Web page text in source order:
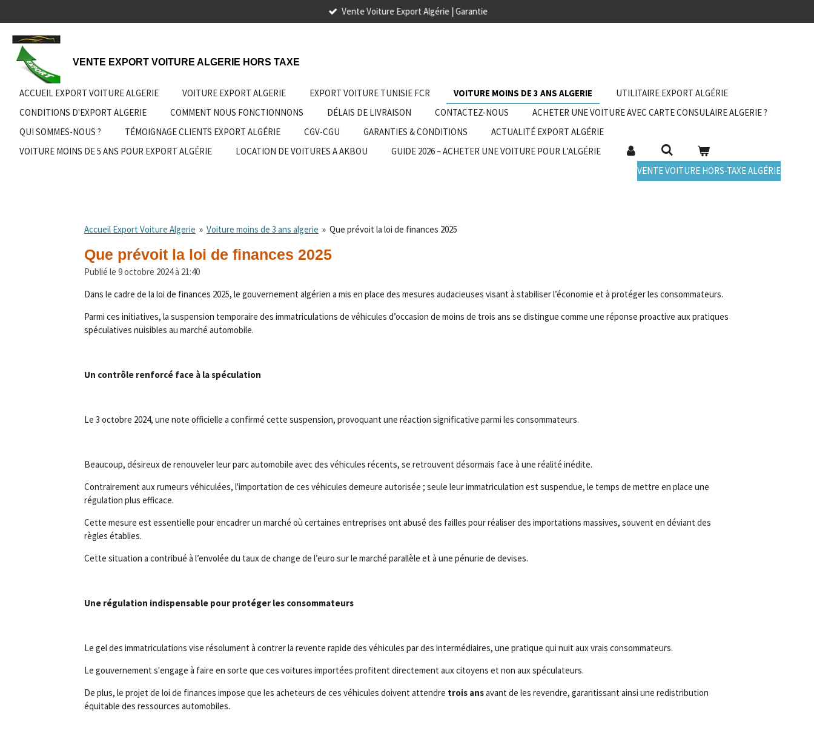
au
contenu
principal
Vente Voiture Export Algérie | Garantie
VENTE EXPORT VOITURE ALGERIE HORS TAXE
ACCUEIL EXPORT VOITURE ALGERIE VOITURE EXPORT ALGERIE EXPORT VOITURE TUNISIE FCR VOITURE MOINS DE 3 ANS ALGERIE
UTILITAIRE EXPORT ALGÉRIE
CONDITIONS D'EXPORT ALGERIE
COMMENT NOUS FONCTIONNONS DÉLAIS DE LIVRAISON CONTACTEZ-NOUS
ACHETER UNE VOITURE AVEC CARTE CONSULAIRE ALGERIE ?
QUI SOMMES-NOUS ?
TÉMOIGNAGE CLIENTS EXPORT ALGÉRIE CGV-CGU GARANTIES & CONDITIONS
ACTUALITÉ EXPORT ALGÉRIE
VOITURE MOINS DE 5 ANS POUR EXPORT ALGÉRIE
LOCATION DE VOITURES A AKBOU
GUIDE 2026 – ACHETER UNE VOITURE POUR L’ALGÉRIE
VENTE VOITURE HORS-TAXE ALGÉRIE
Accueil Export Voiture Algerie » Voiture moins de 3 ans algerie » Que prévoit la loi de finances 2025
Que prévoit la loi de finances 2025
Publié le 9 octobre 2024 à 21:40
Dans le cadre de la loi de finances 2025, le gouvernement algérien a mis en place des mesures audacieuses visant à stabiliser l’économie et à protéger les consommateurs.
Parmi ces initiatives, la suspension temporaire des immatriculations de véhicules d’occasion de moins de trois ans se distingue comme une réponse proactive aux pratiques
spéculatives nuisibles au marché automobile.
Un contrôle renforcé face à la spéculation
Le 3 octobre 2024, une note officielle a confirmé cette suspension, provoquant une réaction significative parmi les consommateurs.
Beaucoup, désireux de renouveler leur parc automobile avec des véhicules récents, se retrouvent désormais face à une réalité inédite.
Contrairement aux rumeurs véhiculées, l'importation de ces véhicules demeure autorisée ; seule leur immatriculation est suspendue, le temps de mettre en place une
régulation plus efficace.
Cette mesure est essentielle pour encadrer un marché où certaines entreprises ont abusé des failles pour réaliser des importations massives, souvent en déviant des
règles établies.
Cette situation a contribué à l’envolée du taux de change de l’euro sur le marché parallèle et à une pénurie de devises.
Une régulation indispensable pour protéger les consommateurs
Le gel des immatriculations vise résolument à contrer la revente rapide des véhicules par des intermédiaires, une pratique qui nuit aux vrais consommateurs.
Le gouvernement s'engage à faire en sorte que ces voitures importées profitent directement aux citoyens et non aux spéculateurs.
De plus, le projet de loi de finances impose que les acheteurs de ces véhicules doivent attendre trois ansavant de les revendre, garantissant ainsi une redistribution
équitable des ressources automobiles.